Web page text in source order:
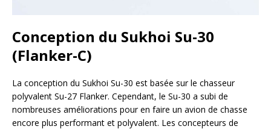
Conception du Sukhoi Su-30
(Flanker-C)
La conception du Sukhoi Su-30 est basée sur le chasseur
polyvalent Su-27 Flanker. Cependant, le Su-30 a subi de
nombreuses améliorations pour en faire un avion de chasse
encore plus performant et polyvalent. Les concepteurs de